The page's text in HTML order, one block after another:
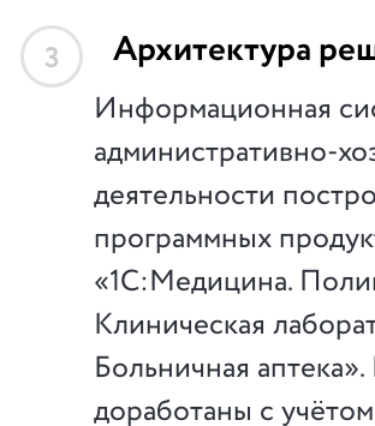
3 Архитектура
Информационная
административно-
деятельности
программных
«1С:Медицина.
Клиническая
Больничная
доработаны с